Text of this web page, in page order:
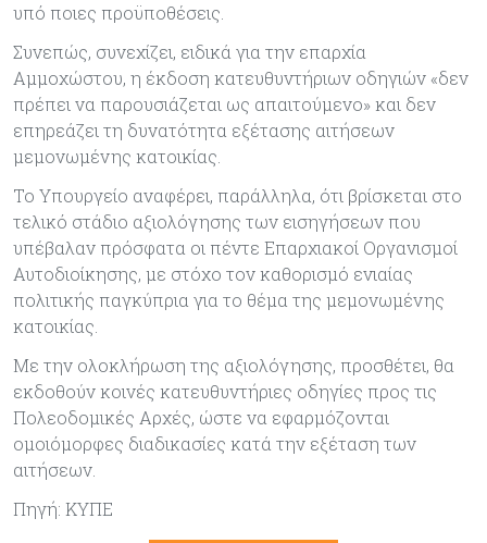
υπό ποιες προϋποθέσεις.
Συνεπώς, συνεχίζει, ειδικά για την επαρχία
Αμμοχώστου, η έκδοση κατευθυντήριων οδηγιών «δεν
πρέπει να παρουσιάζεται ως απαιτούμενο» και δεν
επηρεάζει τη δυνατότητα εξέτασης αιτήσεων
μεμονωμένης κατοικίας.
Το Υπουργείο αναφέρει, παράλληλα, ότι βρίσκεται στο
τελικό στάδιο αξιολόγησης των εισηγήσεων που
υπέβαλαν πρόσφατα οι πέντε Επαρχιακοί Οργανισμοί
Αυτοδιοίκησης, με στόχο τον καθορισμό ενιαίας
πολιτικής παγκύπρια για το θέμα της μεμονωμένης
κατοικίας.
Με την ολοκλήρωση της αξιολόγησης, προσθέτει, θα
εκδοθούν κοινές κατευθυντήριες οδηγίες προς τις
Πολεοδομικές Αρχές, ώστε να εφαρμόζονται
ομοιόμορφες διαδικασίες κατά την εξέταση των
αιτήσεων.
Πηγή: ΚΥΠΕ